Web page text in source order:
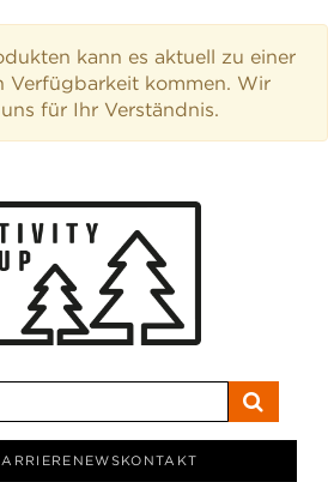
kann es aktuell zu einer
Verfügbarkeit kommen. Wir
für Ihr Verständnis.
NEWSKONTAKT